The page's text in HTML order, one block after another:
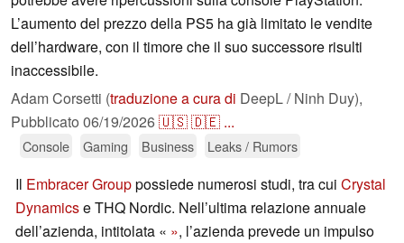
L’aumento del prezzo della PS5 ha già limitato le vendite
dell’hardware, con il timore che il suo successore risulti
inaccessibile.
Adam Corsetti (traduzione a cura di DeepL / Ninh Duy),
Pubblicato 06/19/2026🇺🇸🇩🇪 ...
Console Gaming Business Leaks / Rumors
Il Embracer Grouppossiede numerosi studi, tra cui Crystal
Dynamicse THQ Nordic. Nell’ultima relazione annuale
dell’azienda, intitolata « », l’azienda prevede un impulso